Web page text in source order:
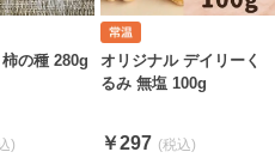
の種 280g
オリジナル デイリーく
るみ 無塩 100g
￥297